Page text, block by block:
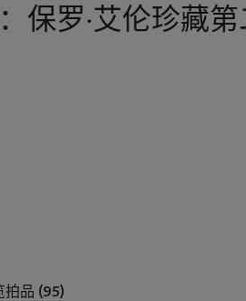
保罗·艾伦珍藏
拍品 (95)